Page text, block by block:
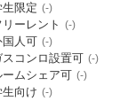
生限定 (-)
リーレント (-)
国人可 (-)
スコンロ設置可 (-)
ームシェア可 (-)
生向け (-)